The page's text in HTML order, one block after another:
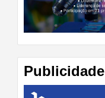
Publicidade